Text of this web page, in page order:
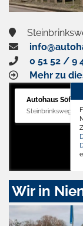
0 51 52 / 9
Mehr zu
Autohaus
Steinbrinksweg
Wir in